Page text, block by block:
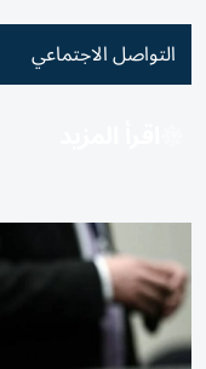
التواصل الاجتماعي